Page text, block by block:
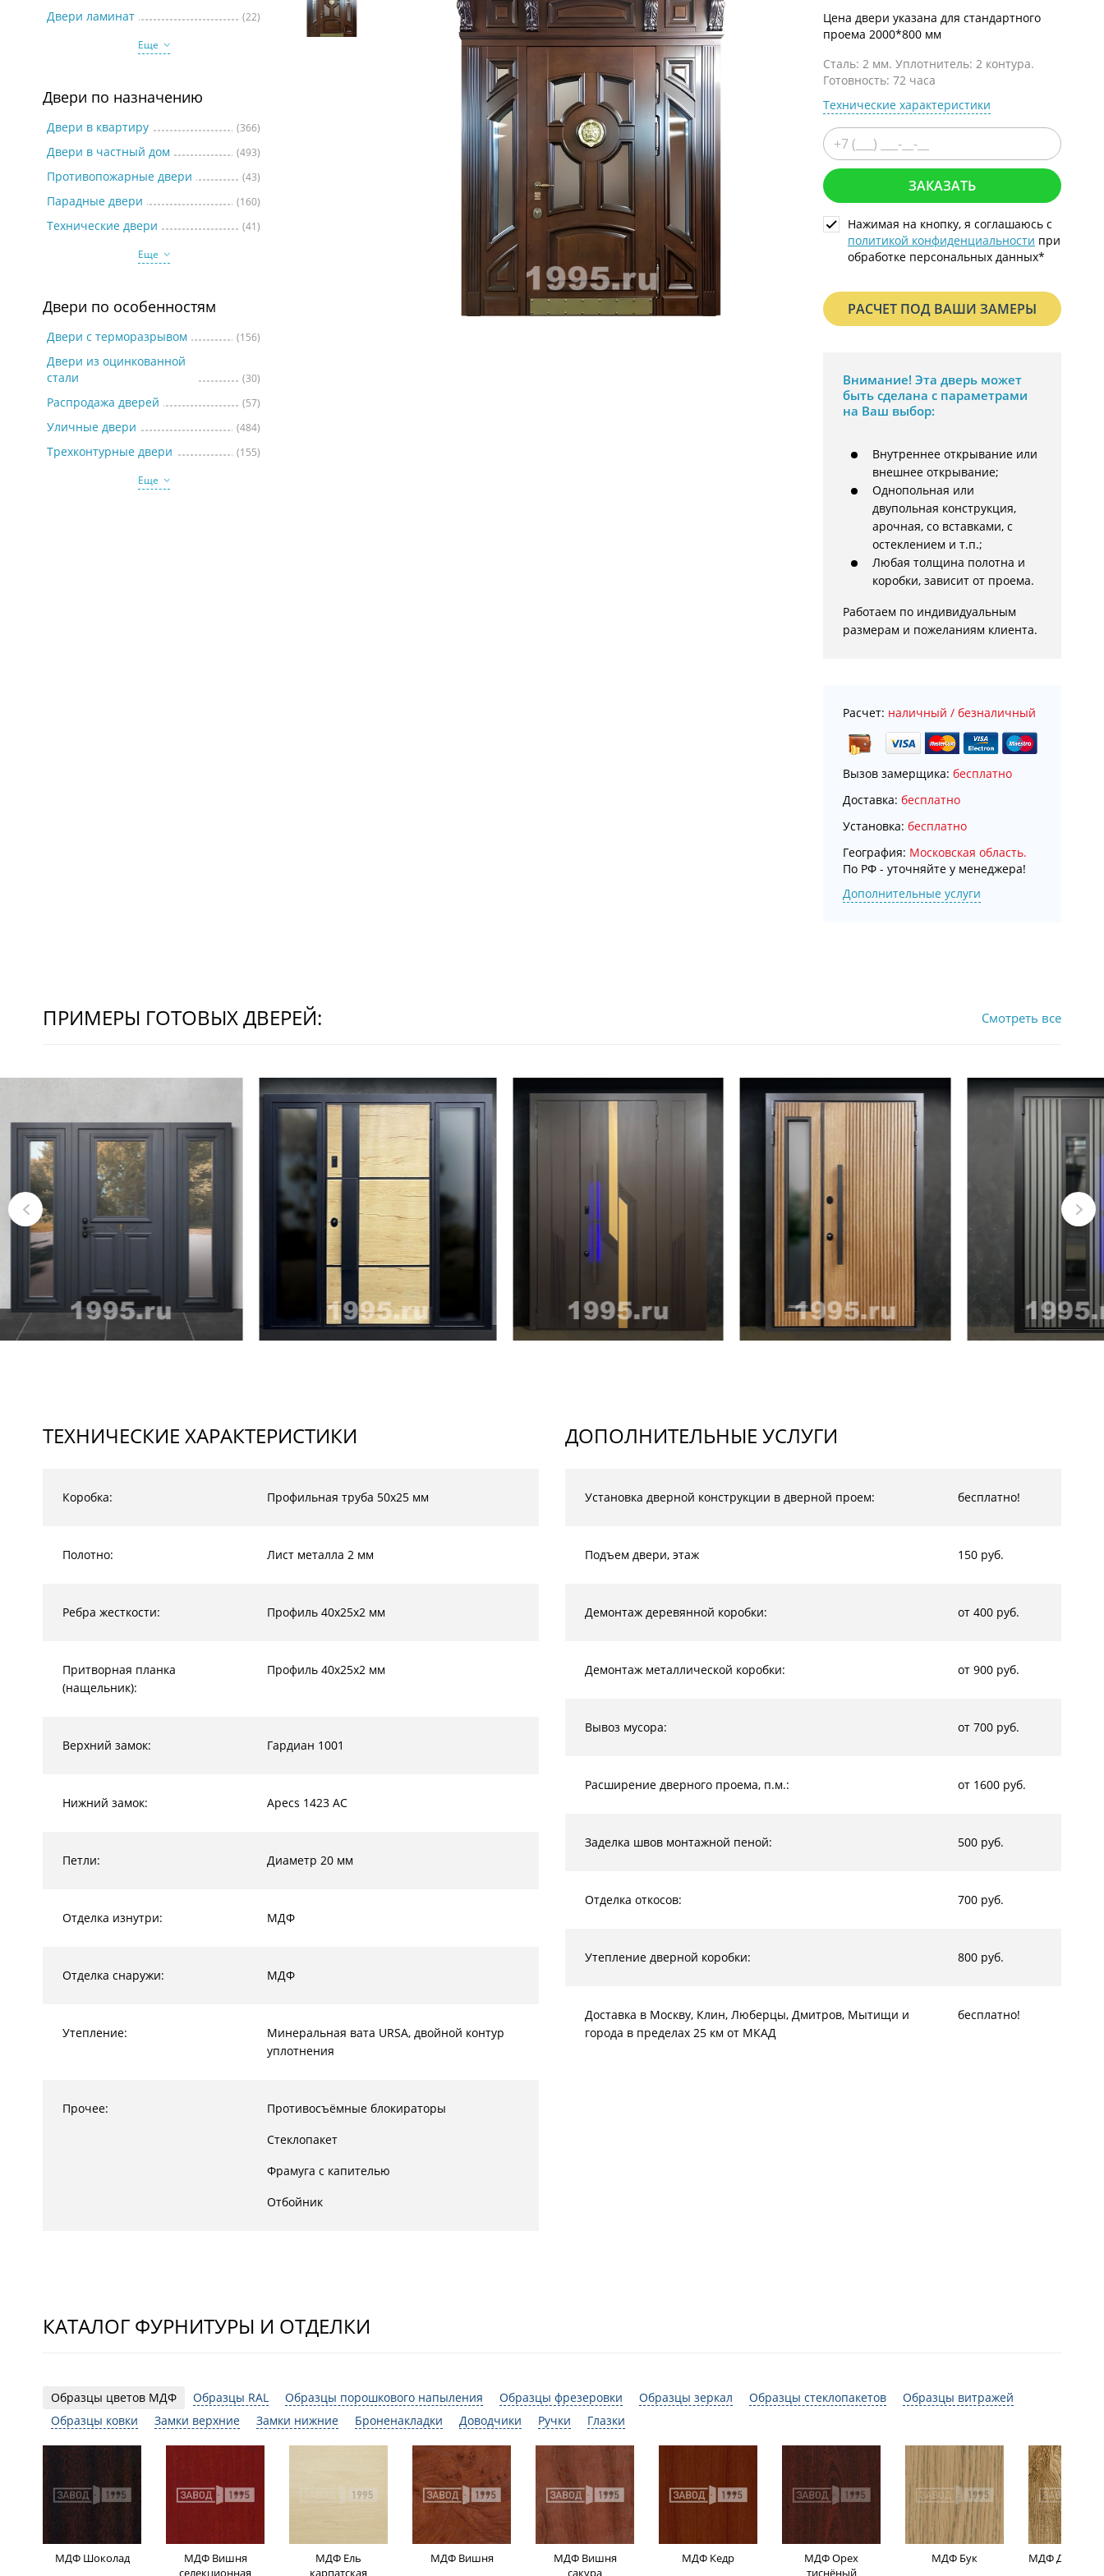
Двери с винилискожей
Коричневые двери
Двери ламинат
(22)
Еще
Двери по назначению
Двери в квартиру (366)
Двери в частный дом (493)
Противопожарные двери (43)
Парадные двери (160)
Технические двери
(41)
Еще
Двери по особенностям
Двери с терморазрывом (156)
Двери из оцинкованной
стали
(30)
Распродажа дверей (57)
Уличные двери (484)
Трехконтурные двери
(155)
Еще
Цена двери указана для стандартного
проема 2000*800 мм
Сталь: 2 мм. Уплотнитель: 2 контура.
Готовность: 72 часа
Технические характеристики
ЗАКАЗАТЬ
Нажимая на кнопку, я соглашаюсь с
политикой конфиденциальности при
обработке персональных данных*
РАСЧЕТ ПОД ВАШИ ЗАМЕРЫ
Внимание! Эта дверь может
быть сделана с параметрами
на Ваш выбор:
Внутреннее открывание или
внешнее открывание;
Однопольная или
двупольная конструкция,
арочная, со вставками, с
остеклением и т.п.;
Любая толщина полотна и
коробки, зависит от проема.
Работаем по индивидуальным
размерам и пожеланиям клиента.
Расчет: наличный / безналичный
Вызов замерщика: бесплатно
Доставка: бесплатно
Установка: бесплатно
География: Московская область.
По РФ - уточняйте у менеджера!
Дополнительные услуги
ПРИМЕРЫ ГОТОВЫХ ДВЕРЕЙ: Смотреть все
ТЕХНИЧЕСКИЕ ХАРАКТЕРИСТИКИ
Коробка: Профильная труба 50х25 мм
Полотно: Лист металла 2 мм
Ребра жесткости: Профиль 40х25х2 мм
Притворная планка
(нащельник):
Профиль 40х25х2 мм
Верхний замок: Гардиан 1001
Нижний замок: Apecs 1423 AC
Петли: Диаметр 20 мм
Отделка изнутри: МДФ
Отделка снаружи: МДФ
Утепление:
Минеральная вата URSA, двойной контур
уплотнения
Прочее:
Противосъёмные блокираторы
Стеклопакет
Фрамуга с капителью
Отбойник
ДОПОЛНИТЕЛЬНЫЕ УСЛУГИ
Установка дверной конструкции в дверной проем: бесплатно!
Подъем двери, этаж 150 руб.
Демонтаж деревянной коробки: от 400 руб.
Демонтаж металлической коробки: от 900 руб.
Вывоз мусора: от 700 руб.
Расширение дверного проема, п.м.: от 1600 руб.
Заделка швов монтажной пеной: 500 руб.
Отделка откосов: 700 руб.
Утепление дверной коробки: 800 руб.
Доставка в Москву, Клин, Люберцы, Дмитров, Мытищи и
города в пределах 25 км от МКАД
бесплатно!
КАТАЛОГ ФУРНИТУРЫ И ОТДЕЛКИ
Образцы цветов МДФ Образцы RAL Образцы порошкового напыления Образцы фрезеровки Образцы зеркал Образцы стеклопакетов
Образцы витражей
Образцы ковки
Замки верхние Замки нижние Броненакладки Доводчики Ручки Глазки
МДФ Шоколад
МДФ Вишня
селекционная
МДФ Ель
карпатская
МДФ Вишня
МДФ Вишня
сакура
МДФ Кедр
МДФ Орех
тиснёный
МДФ Бук МДФ Дуб